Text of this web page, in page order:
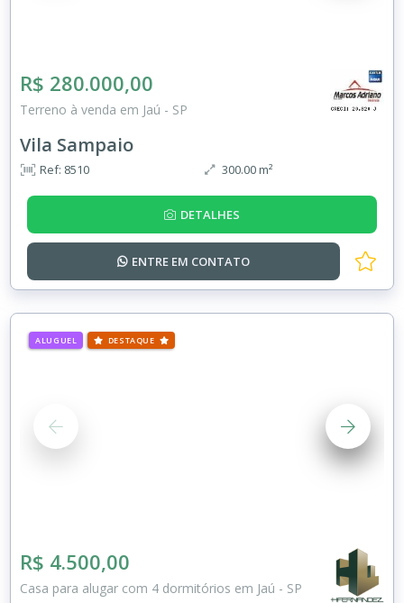
R$ 280.000,00
Terreno à venda em Jaú - SP
Vila Sampaio
Ref: 8510 300.00 m²
DETALHES
ENTRE EM CONTATO
ALUGUEL DESTAQUE
R$ 4.500,00
Casa para alugar com 4 dormitórios em Jaú - SP